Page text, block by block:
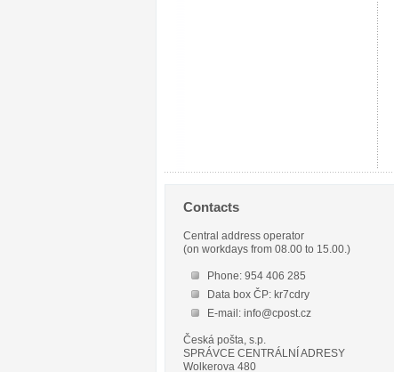
Contacts
Central address operator
(on workdays from 08.00 to 15.00.)
Phone: 954 406 285
Data box ČP: kr7cdry
E-mail: info@cpost.cz
Česká pošta, s.p.
SPRÁVCE CENTRÁLNÍ ADRESY
Wolkerova 480